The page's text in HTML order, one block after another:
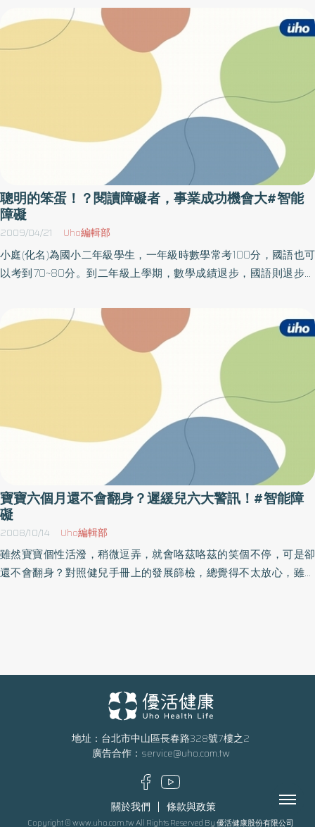
不知道是不是可以把碘滴在水裡，這樣，植物就能吸收到碘，然後
動物會把植物吃下肚，最後位於食物鏈最上層的人類就可以得到足
夠的碘。於是狄隆和他的中國同事便找了一座橫跨灌溉渠道上方的
橋，在那搖搖晃晃的橋面上方放了一個常見的二○八公升油桶，把幾
根靜脈注射管和夾子繫在上面，讓碘液能夠很穩定的滴進水中。接
下來，他們又把那油桶裝滿碘酸鉀並測量有多少碘會流到下游的村
莊。當他們弄好後，就雇了一個當地的村民看守油桶，以免它被人
偷走，到了夜晚時，狄隆自己則裹著毯子睡在橋上。當桶子裡的碘
用完時，村民們便會繼續把桶子裝滿。結果，一年後：＊嬰兒死亡
率減半。＊後來的測量結果顯示五歲兒童的平均身高增加了十公
分。＊在此計畫實施後出生的兒童平均智商提高了十六分。到了一
九九七年時，打穀機基金會、小約瑟夫•甘迺迪基金會和國際同濟會
都撥款贊助這項計畫。目前有兩百六十萬個中國人受惠，被滴入村
民用水中的碘多達十三噸半。這項拯救了如此多生命、改變了這麼
多人的生活的計畫成本有多高呢？每個人不到六分美金。五百年
了他們的人生。含碘食物許多沒有先天嚴重智力缺損的嬰兒甚至只
要輕微缺碘，智力就會大受影響。不過，世界衛生組織認為，因缺
碘而引起的智能不足是智能障礙疾病中最容易預防的一種。你可以
從以下食物內容中，多方位攝取碘＊海藻類（但要小心重金屬問
題、核輻射汙染問題）＊魚、蝦、貝（但要小心汞汙染問題）＊加
碘鹽（但光靠加碘鹽可能不夠：從加碘鹽出廠到抵達商店的貨架這
段期間，它原先所含有的碘有一半會消失；你買回家的加碘鹽一旦
被打開了，裡面的碘或多或少都會揮發到空氣中。而且，我們所攝
取的加碘鹽中，只有十％的碘會被人體吸收，如果「加碘鹽」真的
是你最方便的選擇，請注意：加碘鹽的蓋子要蓋緊，而且快取快
蓋；不要放在高溫和陽光照射處；加碘鹽起鍋前再放，以免高溫揮
發）◎如果需要補充碘劑，常見的有：（注意：請在具備用碘知識
的醫療人員的監督下，按照指示服用適當的產品）＊魯格爾碘溶液
（2%、3％、5％、7％、10％、15％）＊Iodoral碘片（由魯格爾碘
溶液製成的一種錠劑，可以保護腸胃）（摘自／缺碘大危機／柿子
達自己的聲音、並透過生活中大小事情的決定，也是學習承擔責任
的重要過程；親人們不可能一輩子的陪伴，加上社會尚未準備好提
供支持性的休閒環境和對於障礙者社區化生活權益的尊重，智能障
礙者學習自我表達、承擔自己決定的責任，就是他們重要的人生經
驗。（圖：心路青年與志工隊協力完成辦公室牆面的粉刷工程）成
人支持服務進入新紀元心路基金會自1995年開始，成立心路青年聯
誼會，協助智能障礙者參與社會，學習領導與自我管理。2003年開
始建構各項休閒服務，陸續成立響鼓隊、籃球社、足球社、社交
舞、攝影社等社團；2004年「心路學苑」則辦理社交技巧、法律常
識、電腦班、兩性團體等終生學習的課程；2007年「友伴團體」增
加障礙青年與社會大眾互動的正向經驗，同時各社團開始接受外界
演出邀約，拓展障礙者的生活經驗；2010年拓展創新體驗活動及兩
性實務團體；及至今年10月15日，於新北市板橋區成立心路成人支
持服務台北中心，更將發展密集式的個案管理與家庭服務，以及提
供服務對象在不同時段皆可使用的會館服務。自我負責、自我發
聲、自我倡議～培力計畫心路基金會同時於2011年成立「青年培力
認知，透過教材、實際演練活動與社會大眾互動情境等，培養其對
自己負責、為自己及為他人發聲的能力，並進一步開發其潛能、以
聰明的笨蛋！？閱讀障礙者，事業成功機會大#智能
障礙
2009/04/21 Uho編輯部
小庭(化名)為國小二年級學生，一年級時數學常考100分，國語也可
以考到70~80分。到二年級上學期，數學成績退步，國語則退步明
是聽寫部分更是困難重重，常容易寫同音異字，或寫錯字形、增減
筆畫，對較簡單、筆劃少的字常寫錯，寫較複雜困難、筆劃多的
字，反而較不容易出錯。閱讀出現困難，常無法區辨外型及發音上
容易混淆的字詞…等問題，且注意力不易集中。小庭小學一年級時來
凱旋醫院兒童青少年科就診，因為上課不專心，愛插話，成績不穩
定，診斷為「過動併注意力缺失症」。另顯示小庭有衝動控制不佳
的問題，可能傾向DSM-IV-TR診斷準則中的：注意力缺失/過動疾患
(ADHD)之診斷。高雄立市凱旋醫院兒童青少年精神科-主治醫師林正
岳指出，回溯小庭念幼稚園中班時，老師曾提及個案上課不專心，
學習落後，容易忘記事情、粗心和心不在焉。媽媽表示小庭小時候
在家雖然會跑來跑去，但是出門不曾走失過，在家若看書或畫畫可
以持續1、2個鐘頭，在無法得到滿足時會生氣，生氣時就僵在那
裡，但小庭表示自己生氣時會打桌子，有時也會揍東西。中斷治療
半年多，今年恢復門診，醫師發現在書寫過程中顯得緩慢吃力，再
仔細問診，高度懷疑可能為：學習障礙中的一種「特殊閱讀書寫障
識字。曾有志工媽媽到學校讀考卷給有閱讀障礙的小朋友聽，結
果，小朋友都能考得不錯。顯見有閱讀障礙小朋友，大多智力沒問
題。更重要的是學校的態度，讓這些孩子學習上更有彈性才能真正
協助這些小朋友度過學習障礙。「閱讀障礙」患者對於閱讀、寫字
或拼音等方面會感到吃力，但這並不表示他們的智力有問題，影壇
天才達文西、新加坡前總理李光耀，甚至頭腦一流的科學家愛因斯
坦和大發明家愛迪生都是「閱讀障礙」患者，卻無損他們的傑出表
現。閱讀障礙並不會影響一個人的智能，通常他們在建築、工程、
寶寶六個月還不會翻身？遲緩兒六大警訊！#智能障
礙
2008/10/14 Uho編輯部
雖然寶寶個性活潑，稍微逗弄，就會咯茲咯茲的笑個不停，可是卻
還不會翻身？對照健兒手冊上的發展篩檢，總覺得不太放心，雖然
項能力，若沒有跟著年齡慢慢成熟，無法達到90%同年齡小孩可完
成的能力，就是所謂的『發展遲緩』，亦即對事物、概念及邏輯、
記憶、理解等，較同年齡兒童落後。臨床上最常見的情形包括學習
障礙和注意力不集中過動症，發生率可高達7.5%。其餘如智能障
礙，發生率也高達2.5%。腦性麻痺或自閉症是較少見的情形，盛行
率約千分之二至四。為什麼這些孩子會有發展的問題呢？王緒斌醫
師表示，在產前、周產期或產後，任何原因造成的器官或功能損傷
地址：台北市中山區長春路328號7樓之2
廣告合作： service@uho.com.tw
關於我們 條款與政策
Copyright © www.uho.com.tw All Rights Reserved By 優活健康股份有限公司
Menu